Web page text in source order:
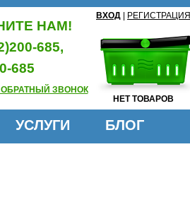
НАМ!
685,
685
ЗВОНОК
ВХОД РЕГИСТРАЦИЯ
НЕТ ТОВАРОВ
УСЛУГИ БЛОГ